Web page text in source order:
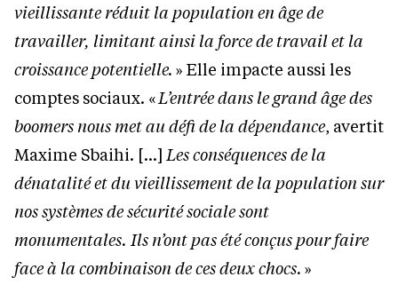
vieillissante réduit la population en âge de
travailler, limitant ainsi la force de travail et la
croissance potentielle. » Elle impacte aussi les
comptes sociaux. «L’entrée dans le grand âge des
boomers nous met au défi de la dépendance, avertit
Maxime Sbaihi. […]Les conséquences de la
dénatalité et du vieillissement de la population sur
nos systèmes de sécurité sociale sont
monumentales. Ils n’ont pas été conçus pour faire
face à la combinaison de ces deux chocs. »